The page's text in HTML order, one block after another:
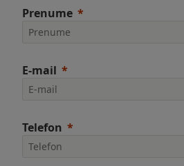
Prenume
E-mail
Telefon